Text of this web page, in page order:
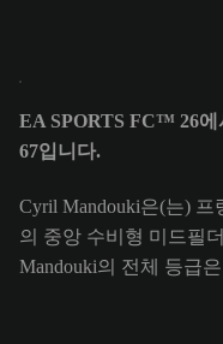
EA SPORTS FC™ 26
67입니다.
Cyril Mandouki은(는)
의 중앙 수비형 미드필
Mandouki의 전체 등급